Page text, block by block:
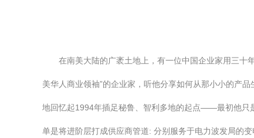
在南美大陆的广袤土地上，有一位中国企业家用三十
美华人商业领袖”的企业家，听他分享如何从那小小的产
地回忆起1994年插足秘鲁、智利多地的起点——最初他只
单是将进阶层打成供应商管道: 分别服务于电力波发局的